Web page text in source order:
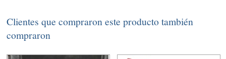
Clientes que compraron este producto también
compraron